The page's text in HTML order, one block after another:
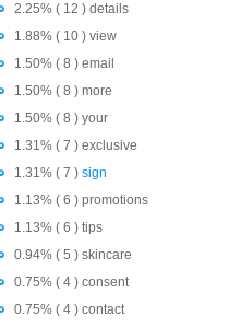
2.25% ( 12 ) details
1.88% ( 10 ) view
1.50% ( 8 ) email
1.50% ( 8 ) more
1.50% ( 8 ) your
1.31% ( 7 ) exclusive
1.31% ( 7 ) sign
1.13% ( 6 ) promotions
1.13% ( 6 ) tips
0.94% ( 5 ) skincare
0.75% ( 4 ) consent
0.75% ( 4 ) contact